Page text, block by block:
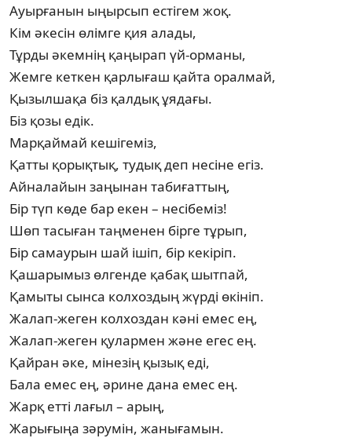
Ауырғанын ыңырсып естігем жоқ.
Кім әкесін өлімге қия алады,
Тұрды әкемнің қаңырап үй-орманы,
Жемге кеткен қарлығаш қайта оралмай,
Қызылшақа біз қалдық ұядағы.
Біз қозы едік.
Марқаймай кешігеміз,
Қатты қорықтық, тудық деп несіне егіз.
Айналайын заңынан табиғаттың,
Бір түп көде бар екен – несібеміз!
Шөп тасыған таңменен бірге тұрып,
Бір самаурын шай ішіп, бір кекіріп.
Қашарымыз өлгенде қабақ шытпай,
Қамыты сынса колхоздың жүрді өкініп.
Жалап-жеген колхоздан кәні емес ең,
Жалап-жеген қулармен және егес ең.
Қайран әке, мінезің қызық еді,
Бала емес ең, әрине дана емес ең.
Жарқ етті лағыл – арың,
Жарығыңа зәрумін, жанығамын.